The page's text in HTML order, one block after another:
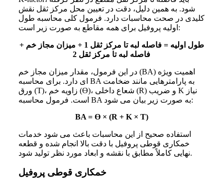
شود. به همین دلیل، دقت در تعیین محل مرکز ثقل نقش
کلیدی در صحت محاسبات دارد. فرمول کلی محاسبه طول
اولیه پروفیل برای همه مقاطع به صورت زیر است:
طول اولیه = فاصله لبه تا مرکز ثقل 1 + میزان مجاز خم +
فاصله لبه تا مرکز ثقل 2
در این فرمول، مقدار میزان مجاز خم (BA) اهمیت ویژه‌
ای دارد. برای محاسبه BA به پارامترهایی مانند ضخامت
ورق (T)، زاویه خم (Ɵ)، شعاع داخلی (R) و ضریب K نیاز
است. فرمول محاسبه BA به صورت زیر بیان می‌ شود:
BA = Ɵ × (R + K × T)
استفاده صحیح از این محاسبات باعث می‌ شود خدمات
خمکاری قوطی پروفیل با دقت بالا انجام شده و قطعه
نهایی کاملاً مطابق با نقشه و ابعاد مورد نظر تولید شود.
خمکاری قوطی پروفیل